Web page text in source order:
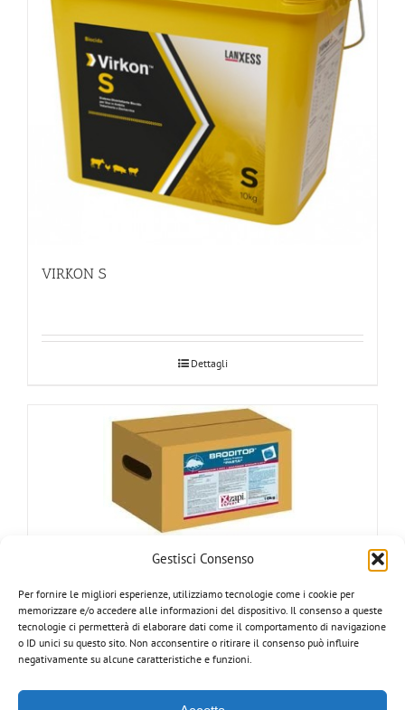
Gestisci Consenso
Per fornire le migliori esperienze, utilizziamo tecnologie come i cookie per
memorizzare e/o accedere alle informazioni del dispositivo. Il consenso a queste
tecnologie ci permetterà di elaborare dati come il comportamento di navigazione
o ID unici su questo sito. Non acconsentire o ritirare il consenso può influire
negativamente su alcune caratteristiche e funzioni.
VIRKON S
Dettagli
– DEVILTOP PASTA FRESCA –
Dettagli